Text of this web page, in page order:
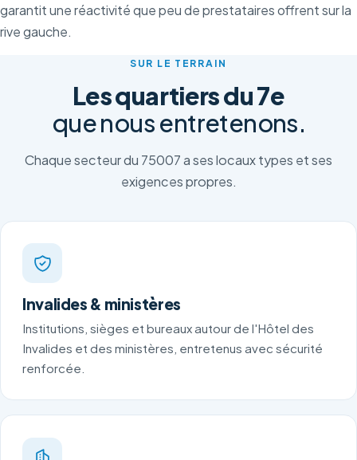
garantit une réactivité que peu de prestataires offrent sur la
rive gauche.
SUR LE TERRAIN
Les quartiers du 7e
que nous entretenons.
Chaque secteur du 75007 a ses locaux types et ses
exigences propres.
Invalides & ministères
Institutions, sièges et bureaux autour de l'Hôtel des
Invalides et des ministères, entretenus avec sécurité
renforcée.